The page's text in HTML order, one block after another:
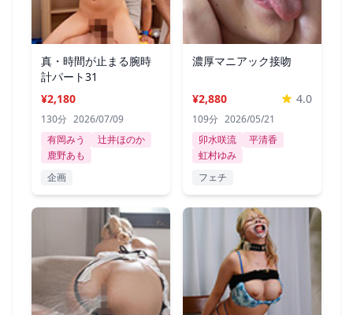
真・時間が止まる腕時
計パート31
¥2,180
130分 2026/07/09
有岡みう
辻井ほのか
鹿野あも
企画
濃厚マニアック接吻
¥2,880 4.0
109分 2026/05/21
卯水咲流
平清香
虹村ゆみ
フェチ